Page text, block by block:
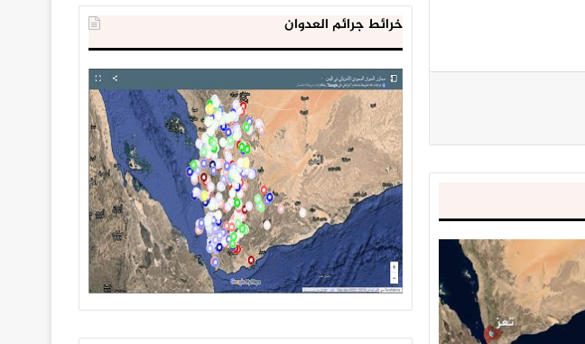
خرائط جرائم العدوان